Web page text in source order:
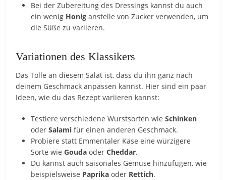
Bei der Zubereitung des Dressings kannst du auch
ein wenig Honig anstelle von Zucker verwenden, um
die Süße zu variieren.
Variationen des Klassikers
Das Tolle an diesem Salat ist, dass du ihn ganz nach
deinem Geschmack anpassen kannst. Hier sind ein paar
Ideen, wie du das Rezept variieren kannst:
Testiere verschiedene Wurstsorten wieSchinken
oderSalami für einen anderen Geschmack.
Probiere statt Emmentaler Käse eine würzigere
Sorte wieGouda oderCheddar.
Du kannst auch saisonales Gemüse hinzufügen, wie
beispielsweise Paprika oder Rettich.